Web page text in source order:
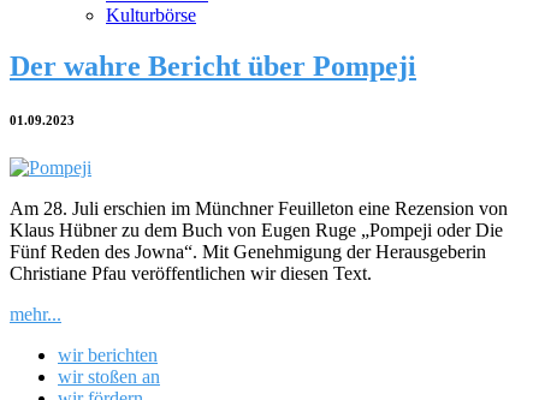
Kulturbörse
Der wahre Bericht über Pompeji
01.09.2023
Am 28. Juli erschien im Münchner Feuilleton eine Rezension von
Klaus Hübner zu dem Buch von Eugen Ruge „Pompeji oder Die
Fünf Reden des Jowna“. Mit Genehmigung der Herausgeberin
Christiane Pfau veröffentlichen wir diesen Text.
mehr...
wir berichten
wir stoßen an